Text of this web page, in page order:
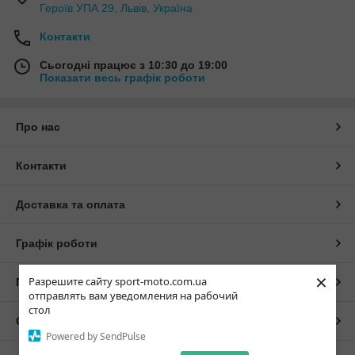
Разрешите сайту sport-moto.com.ua
отправлять вам уведомления на рабочий
стол
Powered by SendPulse
×
Героїв УПА 29, Львів, Україна
Контакти
Сьогодні працює з 10:30 до 19:00
Показати весь графік роботи
Про нас
Контакти
Доставка та оплата
Графік роботи
Повна версія сайту
Сайт створено на маркетплейсі